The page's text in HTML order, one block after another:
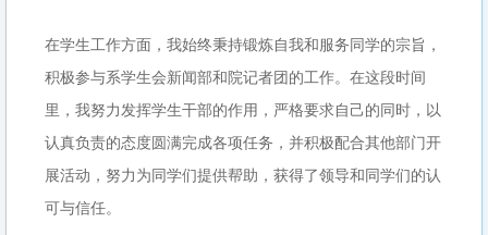
在学生工作方面，我始终秉持锻炼自我和服务同学的宗旨，
积极参与系学生会新闻部和院记者团的工作。在这段时间
里，我努力发挥学生干部的作用，严格要求自己的同时，以
认真负责的态度圆满完成各项任务，并积极配合其他部门开
展活动，努力为同学们提供帮助，获得了领导和同学们的认
可与信任。